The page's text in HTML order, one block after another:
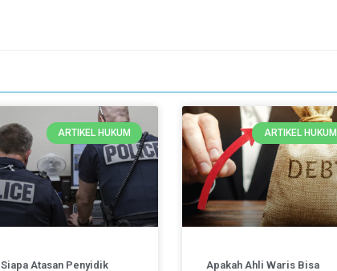
ARTIKEL HUKUM
Siapa Atasan Penyidik
ARTIKEL HUKUM
Apakah Ahli Waris Bisa